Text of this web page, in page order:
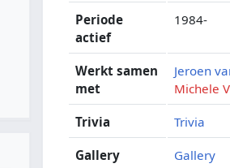
Periode
actief
1984-
Werkt samen
met
Jeroen
Michele
Trivia Trivia
Gallery Gallery